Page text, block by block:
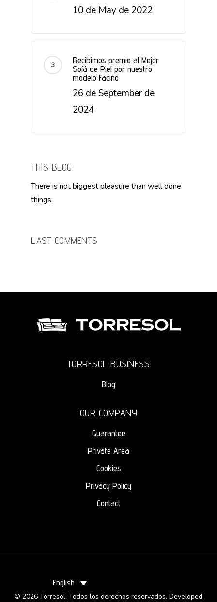
10 de May de 2022
Recibimos premio al Mejor
Sofá de Piel por nuestro
modelo Facino
26 de September de
2024
THIS BLOG
There is not biggest pleasure than well done
things.
LAST COMMENTS
TORRESOL BUSINESS
Blog
OUR COMPANY
Guarantee
Private Area
Cookies
Privacy Policy
Contact
English
© 2026 Torresol. Todos los derechos reservados. Developed